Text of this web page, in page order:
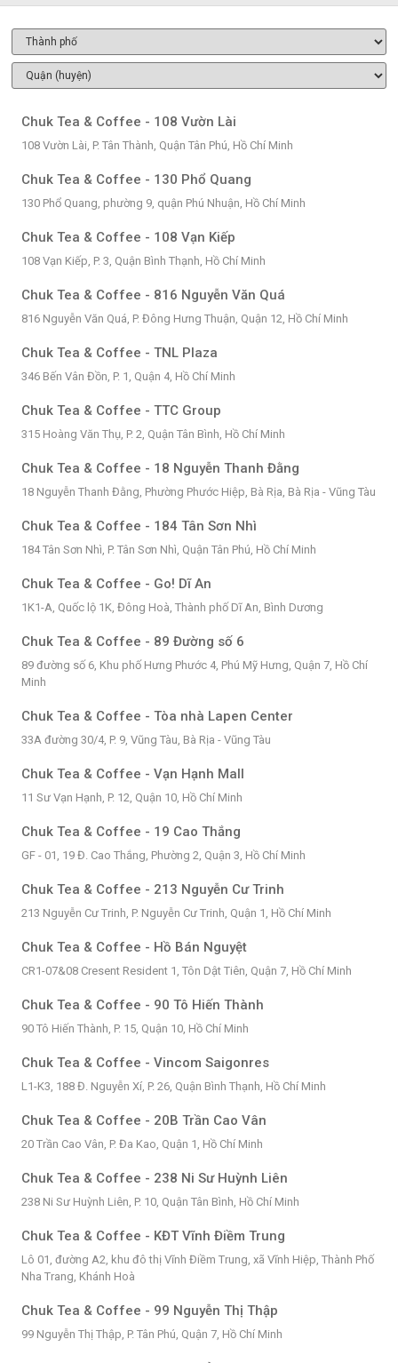
Chuk Tea & Coffee - 108 Vườn Lài
108 Vườn Lài, P. Tân Thành, Quận Tân Phú, Hồ Chí Minh
Chuk Tea & Coffee - 130 Phổ Quang
130 Phổ Quang, phường 9, quận Phú Nhuận, Hồ Chí Minh
Chuk Tea & Coffee - 108 Vạn Kiếp
108 Vạn Kiếp, P. 3, Quận Bình Thạnh, Hồ Chí Minh
Chuk Tea & Coffee - 816 Nguyễn Văn Quá
816 Nguyễn Văn Quá, P. Đông Hưng Thuận, Quận 12, Hồ Chí Minh
Chuk Tea & Coffee - TNL Plaza
346 Bến Vân Đồn, P. 1, Quận 4, Hồ Chí Minh
Chuk Tea & Coffee - TTC Group
315 Hoàng Văn Thụ, P. 2, Quận Tân Bình, Hồ Chí Minh
Chuk Tea & Coffee - 18 Nguyễn Thanh Đằng
18 Nguyễn Thanh Đằng, Phường Phước Hiệp, Bà Rịa, Bà Rịa - Vũng Tàu
Chuk Tea & Coffee - 184 Tân Sơn Nhì
184 Tân Sơn Nhì, P. Tân Sơn Nhì, Quận Tân Phú, Hồ Chí Minh
Chuk Tea & Coffee - Go! Dĩ An
1K1-A, Quốc lộ 1K, Đông Hoà, Thành phố Dĩ An, Bình Dương
Chuk Tea & Coffee - 89 Đường số 6
89 đường số 6, Khu phố Hưng Phước 4, Phú Mỹ Hưng, Quận 7, Hồ Chí
Minh
Chuk Tea & Coffee - Tòa nhà Lapen Center
33A đường 30/4, P. 9, Vũng Tàu, Bà Rịa - Vũng Tàu
Chuk Tea & Coffee - Vạn Hạnh Mall
11 Sư Vạn Hạnh, P. 12, Quận 10, Hồ Chí Minh
Chuk Tea & Coffee - 19 Cao Thắng
GF - 01, 19 Đ. Cao Thắng, Phường 2, Quận 3, Hồ Chí Minh
Chuk Tea & Coffee - 213 Nguyễn Cư Trinh
213 Nguyễn Cư Trinh, P. Nguyễn Cư Trinh, Quận 1, Hồ Chí Minh
Chuk Tea & Coffee - Hồ Bán Nguyệt
CR1-07&08 Cresent Resident 1, Tôn Dật Tiên, Quận 7, Hồ Chí Minh
Chuk Tea & Coffee - 90 Tô Hiến Thành
90 Tô Hiến Thành, P. 15, Quận 10, Hồ Chí Minh
Chuk Tea & Coffee - Vincom Saigonres
L1-K3, 188 Đ. Nguyễn Xí, P. 26, Quận Bình Thạnh, Hồ Chí Minh
Chuk Tea & Coffee - 20B Trần Cao Vân
20 Trần Cao Vân, P. Đa Kao, Quận 1, Hồ Chí Minh
Chuk Tea & Coffee - 238 Ni Sư Huỳnh Liên
238 Ni Sư Huỳnh Liên, P. 10, Quận Tân Bình, Hồ Chí Minh
Chuk Tea & Coffee - KĐT Vĩnh Điềm Trung
Lô 01, đường A2, khu đô thị Vĩnh Điềm Trung, xã Vĩnh Hiệp, Thành Phố
Nha Trang, Khánh Hoà
Chuk Tea & Coffee - 99 Nguyễn Thị Thập
99 Nguyễn Thị Thập, P. Tân Phú, Quận 7, Hồ Chí Minh